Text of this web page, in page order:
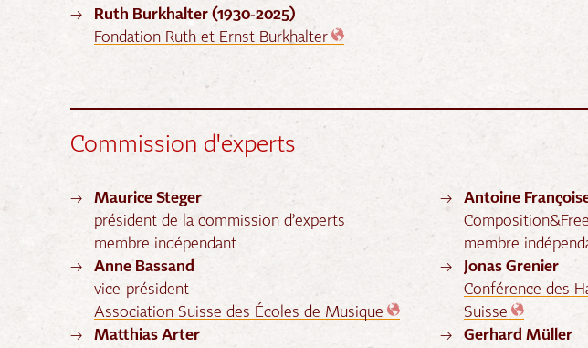
Ruth Burkhalter (1930-2025)
Fondation Ruth et Ernst Burkhalter
Commission d'experts
Maurice Steger
président de la commission d’experts
membre indépendant
Anne Bassand
vice-président
Association Suisse des Écoles de Musique
Matthias Arter
Antoine
membre
Jonas Grenier
Conférence des
Suisse
Gerhard Müller